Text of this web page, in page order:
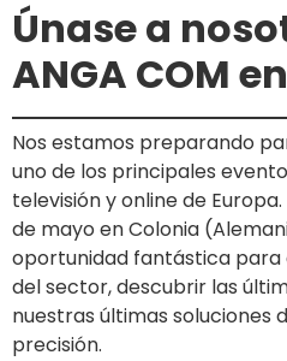
Únase a
ANGA COM
Nos estamos preparando
uno de los principales
televisión y online de
de mayo en Colonia
oportunidad fantástica
del sector, descubrir las
nuestras últimas soluciones
precisión.